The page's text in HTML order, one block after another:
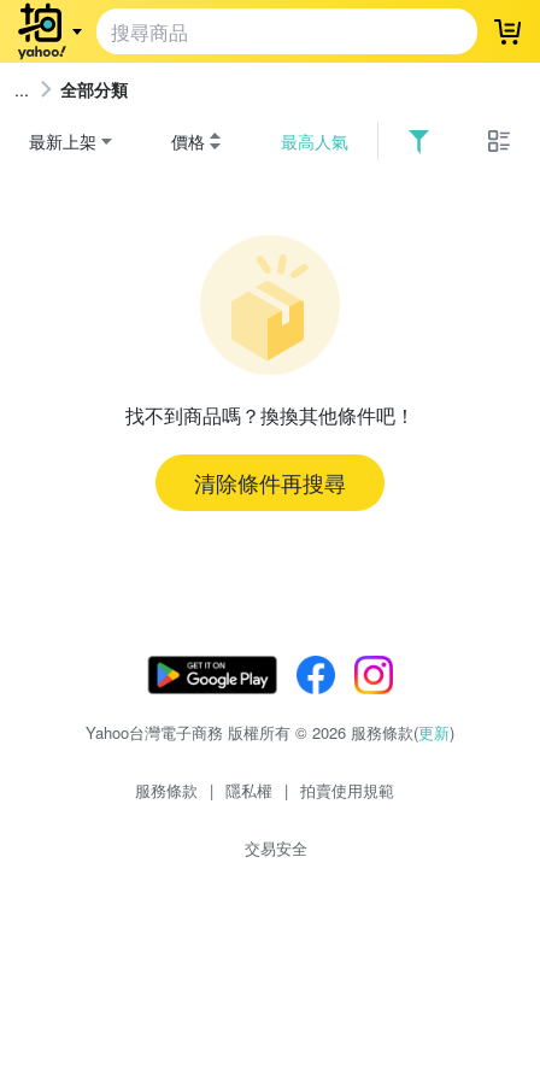
登
全部分類
最新上架 價格 最高人氣
找不到商品嗎？換換其他條件吧！
清除條件再搜尋
Yahoo台灣電子商務 版權所有 © 2026 服務條款(更新)
服務條款 | 隱私權 | 拍賣使用規範
交易安全